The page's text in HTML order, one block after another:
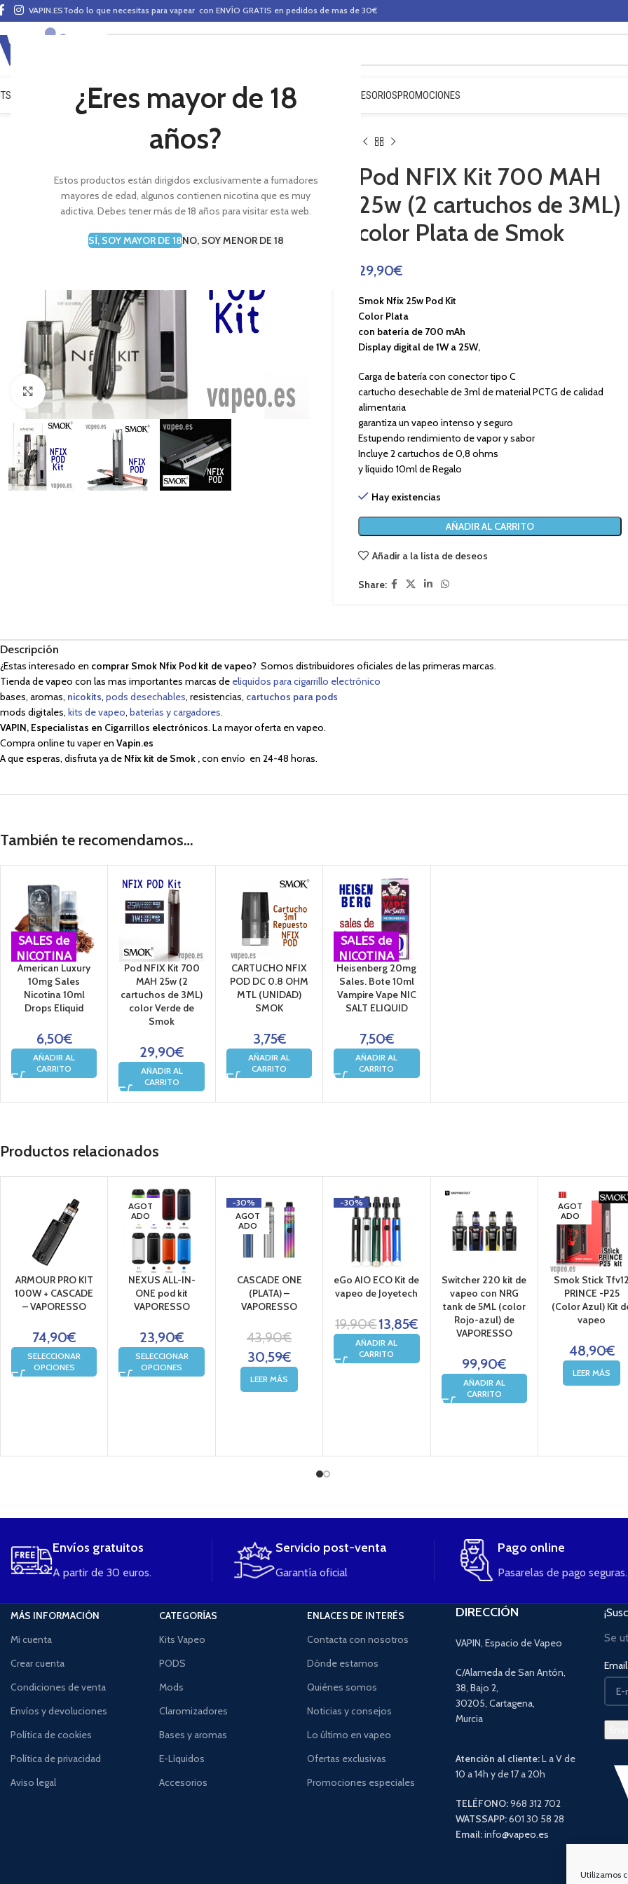
¿Eres mayor de 18
años?
Estos productos están dirigidos exclusivamente a fumadores
mayores de edad, algunos contienen nicotina que es muy
adictiva. Debes tener más de 18 años para visitar esta web.
SÍ, SOY MAYOR DE 18NO, SOY MENOR DE 18
Utilizamos
VAPIN.ESTodo lo que necesitas para vapear con ENVÍO GRATIS en pedidos de mas de 30€
VAPEO MODS CLAROMIZADORES BASES Y AROMAS (ALQUIMIA) ACCESORIOSPROMOCIONES
Haga Click para agrandar
Pod NFIX Kit 700 MAH
25w (2 cartuchos de 3ML)
color Plata de Smok
29,90€
Smok Nfix 25w Pod Kit
Color Plata
con batería de 700 mAh
Display digital de 1W a 25W,
Carga de batería con conector tipo C
cartucho desechable de 3ml de material PCTG de calidad
alimentaria
garantiza un vapeo intenso y seguro
Estupendo rendimiento de vapor y sabor
Incluye 2 cartuchos de 0,8 ohms
y líquido 10ml de Regalo
Hay existencias
AÑADIR AL CARRITO
Añadir a la lista de deseos
Share:
Descripción
¿Estas interesado en comprar Smok Nfix Pod kit de vapeo? Somos distribuidores oficiales de las primeras marcas.
Tienda de vapeo con las mas importantes marcas de eliquidos para cigarrillo electrónico
bases, aromas, nicokits, pods desechables, resistencias, cartuchos para pods
mods digitales, kits de vapeo, baterías y cargadores.
VAPIN, Especialistas en Cigarrillos electrónicos. La mayor oferta en vapeo.
Compra online tu vaper en Vapin.es
A que esperas, disfruta ya de Nfix kit de Smok ,con envío en 24-48 horas.
También te recomendamos…
SALES de
NICOTINA
American Luxury
10mg Sales
Nicotina 10ml
Drops Eliquid
6,50€
AÑADIR AL
CARRITO
Pod NFIX Kit 700
MAH 25w (2
cartuchos de 3ML)
color Verde de
Smok
29,90€
AÑADIR AL
CARRITO
CARTUCHO NFIX
POD DC 0.8 OHM
MTL (UNIDAD)
SMOK
3,75€
AÑADIR AL
CARRITO
SALES de
NICOTINA
Heisenberg 20mg
Sales. Bote 10ml
Vampire Vape NIC
SALT ELIQUID
7,50€
AÑADIR AL
CARRITO
Productos relacionados
ARMOUR PRO KIT
100W + CASCADE
– VAPORESSO
74,90€
SELECCIONAR
OPCIONES
AGOT
ADO
NEXUS ALL-IN-
ONE pod kit
VAPORESSO
23,90€
SELECCIONAR
OPCIONES
-30%
AGOT
ADO
CASCADE ONE
(PLATA) –
VAPORESSO
43,90€
30,59€
LEER MÁS
-30%
eGo AIO ECO Kit de
vapeo de Joyetech
19,90€13,85€
AÑADIR AL
CARRITO
Switcher 220 kit de
vapeo con NRG
tank de 5ML (color
Rojo-azul) de
VAPORESSO
99,90€
AÑADIR AL
CARRITO
AGOT
ADO
Smok Stick Tfv12
PRINCE -P25
(Color Azul) Kit
vapeo
48,90€
LEER MÁS
Envíos gratuitos
A partir de 30 euros.
Servicio post-venta
Garantía oficial
Pago online
Pasarelas de pago seguras.
MÁS INFORMACIÓN
Mi cuenta
Crear cuenta
Condiciones de venta
Envíos y devoluciones
Política de cookies
Política de privacidad
Aviso legal
CATEGORÍAS
Kits Vapeo
PODS
Mods
Claromizadores
Bases y aromas
E-Líquidos
Accesorios
ENLACES DE INTERÉS
Contacta con nosotros
Dónde estamos
Quiénes somos
Noticias y consejos
Lo último en vapeo
Ofertas exclusivas
Promociones especiales
DIRECCIÓN
VAPIN, Espacio de Vapeo
C/Alameda de San Antón,
38, Bajo 2,
30205, Cartagena,
Murcia
Atención al cliente:L a V de
10 a 14h y de 17 a 20h
TELÉFONO:968 312 702
WATSSAPP:601 30 58 28
Email:info@vapeo.es
Se
Email